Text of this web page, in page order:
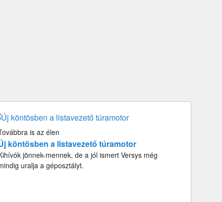
is az élen
köntösben a listavezető túramotor
jönnek-mennek, de a jól ismert Versys még
uralja a géposztályt.